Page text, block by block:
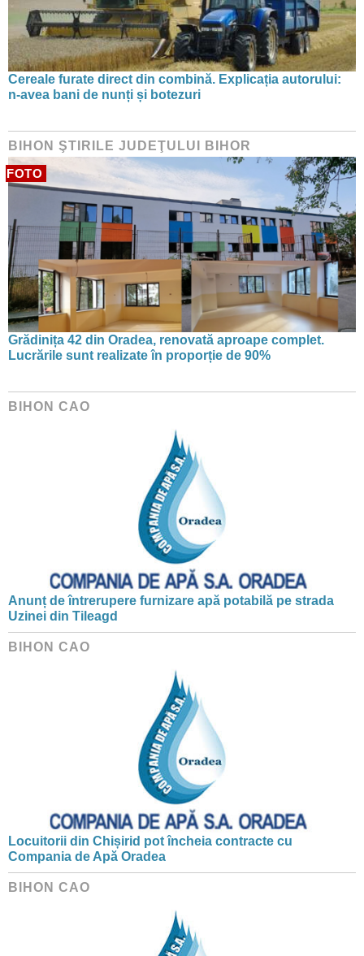
Cereale furate direct din combină. Explicația autorului:
n-avea bani de nunți și botezuri
BIHON ŞTIRILE JUDEŢULUI BIHOR
FOTO
Grădinița 42 din Oradea, renovată aproape complet.
Lucrările sunt realizate în proporție de 90%
BIHON CAO
Anunț de întrerupere furnizare apă potabilă pe strada
Uzinei din Tileagd
BIHON CAO
Locuitorii din Chișirid pot încheia contracte cu
Compania de Apă Oradea
BIHON CAO